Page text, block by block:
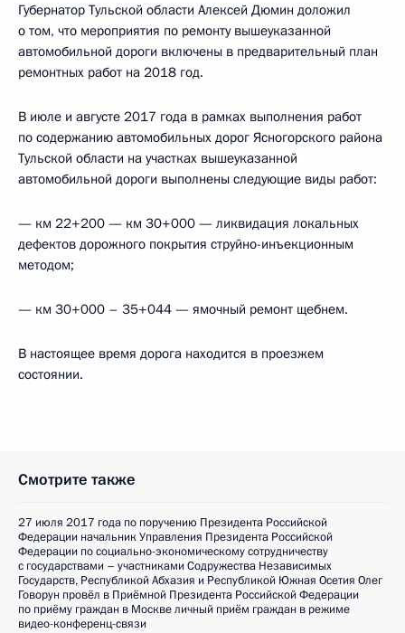
Губернатор Тульской области Алексей Дюмин доложил
о том, что мероприятия по ремонту вышеуказанной
автомобильной дороги включены в предварительный план
ремонтных работ на 2018 год.
В июле и августе 2017 года в рамках выполнения работ
по содержанию автомобильных дорог Ясногорского района
Тульской области на участках вышеуказанной
автомобильной дороги выполнены следующие виды работ:
— км 22+200 — км 30+000 — ликвидация локальных
дефектов дорожного покрытия струйно-инъекционным
методом;
— км 30+000 – 35+044 — ямочный ремонт щебнем.
В настоящее время дорога находится в проезжем
состоянии.
Смотрите также
27 июля 2017 года по поручению Президента Российской
Федерации начальник Управления Президента Российской
Федерации по социально-экономическому сотрудничеству
с государствами – участниками Содружества Независимых
Государств, Республикой Абхазия и Республикой Южная Осетия Олег
Говорун провёл в Приёмной Президента Российской Федерации
по приёму граждан в Москве личный приём граждан в режиме
видео-конференц-связи